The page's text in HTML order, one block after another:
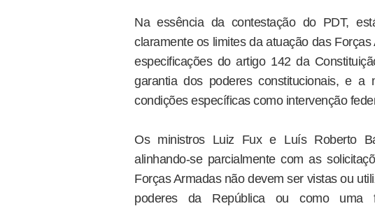
Na essência da contestação do PDT,
claramente os limites da atuação das
especificações do artigo 142 da
garantia dos poderes constitucionais, e
condições específicas como intervenção
Os ministros Luiz Fux e Luís Roberto
alinhando-se parcialmente com as
Forças Armadas não devem ser vistas ou
poderes da República ou como uma